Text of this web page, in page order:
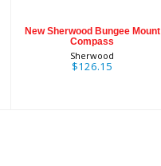
New Sherwood Bungee Mount
Compass
Sherwood
$126.15